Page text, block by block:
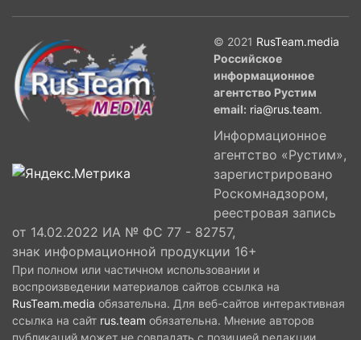
© 2021 RusTeam.media
Российское
информационное
агентство Рустим
email: ria@rus.team.
Информационное
агентство «Рустим»,
зарегистрировано
Роскомнадзором,
реестровая запись
от 14.02.2022 ИА № ФС 77 - 82757,
знак информационной продукции 16+
При полном или частичном использовании и
воспроизведении материалов сайтов ссылка на
RusTeam.media обязательна. Для веб-сайтов интерактивная
ссылка на сайт rus.team обязательна. Мнение авторов
публикаций может не совпадать с позицией редакции